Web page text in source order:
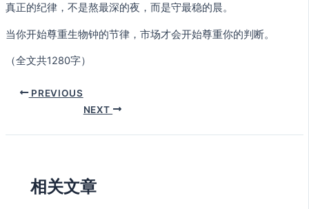
真正的纪律，不是熬最深的夜，而是守最稳的晨。
当你开始尊重生物钟的节律，市场才会开始尊重你的判断。
（全文共1280字）
PREVIOUS
NEXT
相关文章